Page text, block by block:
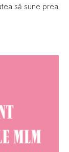
să sune prea